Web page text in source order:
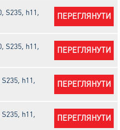
S235, h11,
ПЕРЕГЛЯНУТИ
S235, h11,
ПЕРЕГЛЯНУТИ
S235, h11,
ПЕРЕГЛЯНУТИ
S235, h11,
ПЕРЕГЛЯНУТИ